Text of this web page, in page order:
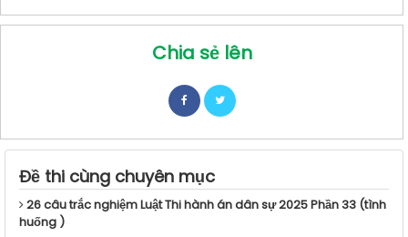
Chia sẻ lên
Đề thi cùng chuyên mục
26 câu trắc nghiệm Luật Thi hành án dân sự 2025 Phần 33 (tình
huống )